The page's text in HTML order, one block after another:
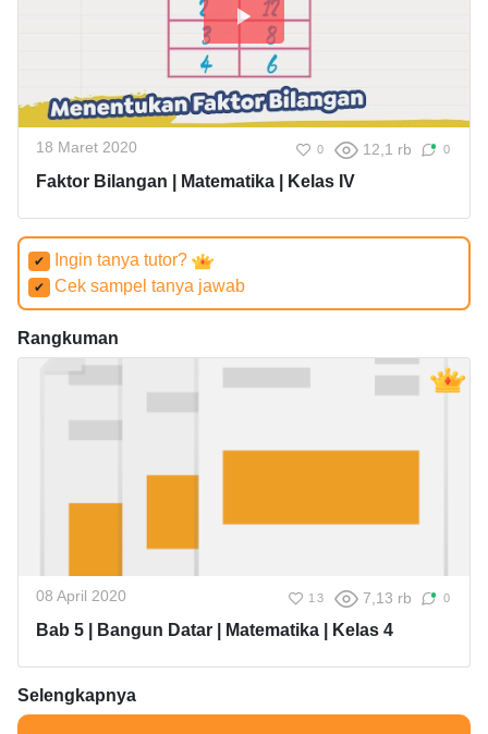
18 Maret 2020 0 12,1 rb 0
Faktor Bilangan | Matematika | Kelas IV
✔ Ingin tanya tutor?
✔ Cek sampel tanya jawab
Rangkuman
08 April 2020 13 7,13 rb 0
Bab 5 | Bangun Datar | Matematika | Kelas 4
Selengkapnya